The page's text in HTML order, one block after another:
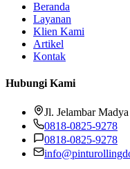
Beranda
Layanan
Klien Kami
Artikel
Kontak
Hubungi Kami
Jl. Jelambar
0818-0825-9278
0818-0825-9278